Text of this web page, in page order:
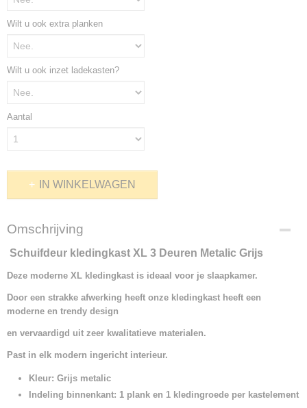
Wilt u ook extra planken
Wilt u ook inzet ladekasten?
Aantal
IN WINKELWAGEN
Omschrijving
Schuifdeur kledingkast XL 3 Deuren Metalic Grijs
Deze moderne XL kledingkast is ideaal voor je slaapkamer.
Door een strakke afwerking heeft onze kledingkast heeft een
moderne en trendy design
en vervaardigd uit zeer kwalitatieve materialen.
Past in elk modern ingericht interieur.
Kleur: Grijs metalic
Indeling binnenkant: 1 plank en 1 kledingroede per kastelement